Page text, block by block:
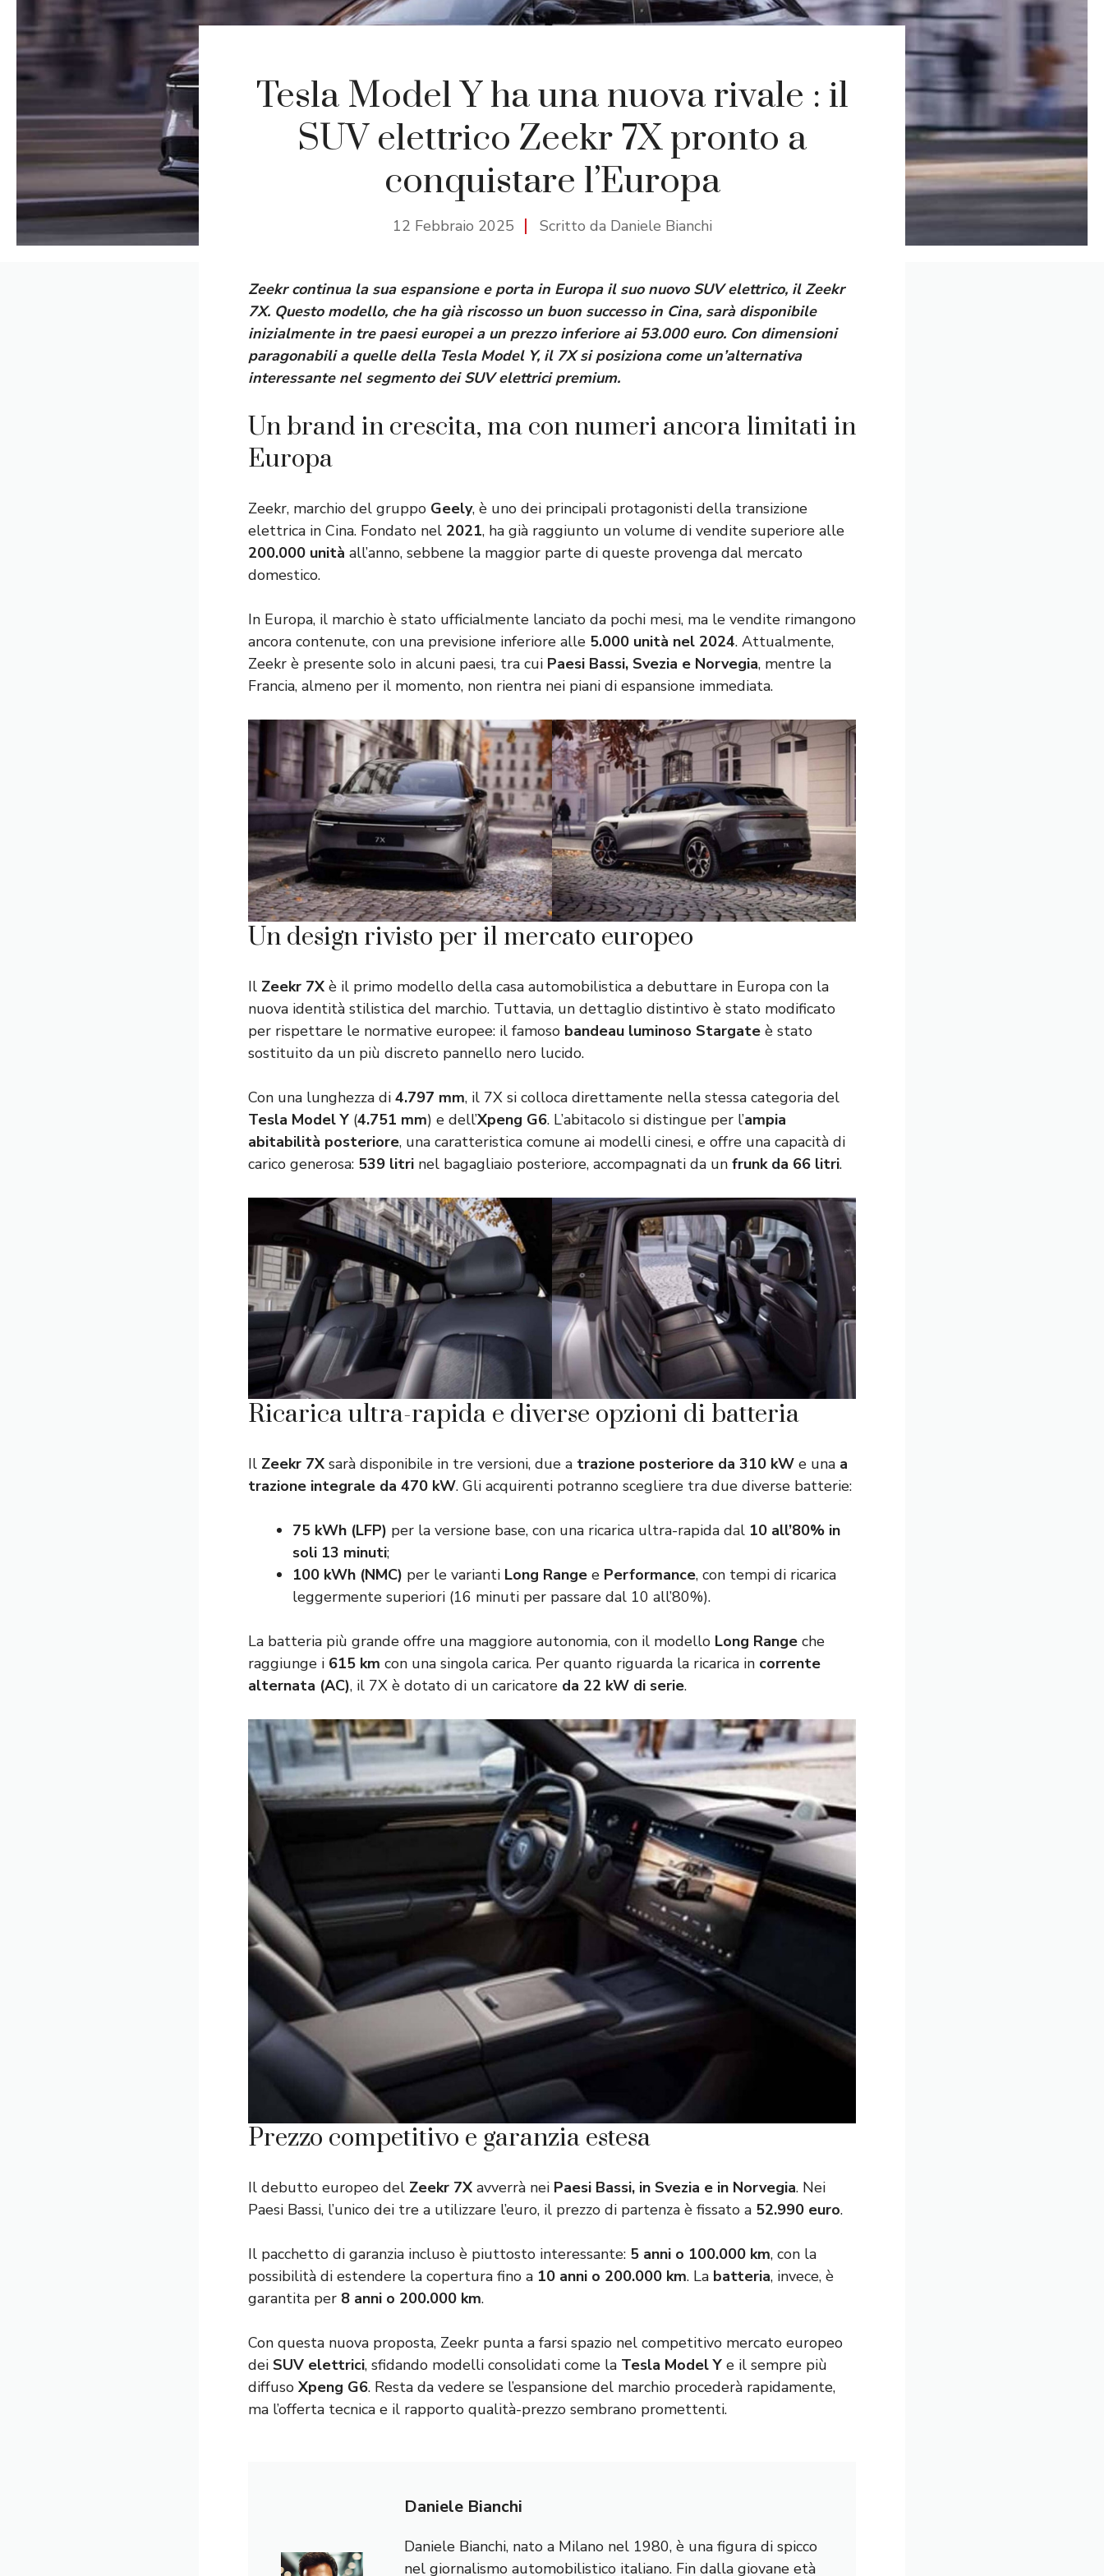
Tesla Model Y ha una nuova rivale : il
SUV elettrico Zeekr 7X pronto a
conquistare l’Europa
12 Febbraio 2025 Scritto da Daniele Bianchi
Zeekr continua la sua espansione e porta in Europa il suo nuovo SUV elettrico, il Zeekr
7X. Questo modello, che ha già riscosso un buon successo in Cina, sarà disponibile
inizialmente in tre paesi europei a un prezzo inferiore ai 53.000 euro. Con dimensioni
paragonabili a quelle della Tesla Model Y, il 7X si posiziona come un’alternativa
interessante nel segmento dei SUV elettrici premium.
Un brand in crescita, ma con numeri ancora limitati in
Europa
Zeekr, marchio del gruppo Geely, è uno dei principali protagonisti della transizione
elettrica in Cina. Fondato nel 2021, ha già raggiunto un volume di vendite superiore alle
200.000 unità all’anno, sebbene la maggior parte di queste provenga dal mercato
domestico.
In Europa, il marchio è stato ufficialmente lanciato da pochi mesi, ma le vendite rimangono
ancora contenute, con una previsione inferiore alle 5.000 unità nel 2024. Attualmente,
Zeekr è presente solo in alcuni paesi, tra cui Paesi Bassi, Svezia e Norvegia, mentre la
Francia, almeno per il momento, non rientra nei piani di espansione immediata.
Un design rivisto per il mercato europeo
Il Zeekr 7X è il primo modello della casa automobilistica a debuttare in Europa con la
nuova identità stilistica del marchio. Tuttavia, un dettaglio distintivo è stato modificato
per rispettare le normative europee: il famoso bandeau luminoso Stargate è stato
sostituito da un più discreto pannello nero lucido.
Con una lunghezza di 4.797 mm, il 7X si colloca direttamente nella stessa categoria del
Tesla Model Y (4.751 mm) e dell’Xpeng G6. L’abitacolo si distingue per l’ampia
abitabilità posteriore, una caratteristica comune ai modelli cinesi, e offre una capacità di
carico generosa: 539 litri nel bagagliaio posteriore, accompagnati da un frunk da 66 litri.
Ricarica ultra-rapida e diverse opzioni di batteria
Il Zeekr 7X sarà disponibile in tre versioni, due a trazione posteriore da 310 kW e una a
trazione integrale da 470 kW. Gli acquirenti potranno scegliere tra due diverse batterie:
75 kWh (LFP) per la versione base, con una ricarica ultra-rapida dal 10 all’80% in
soli 13 minuti;
100 kWh (NMC) per le varianti Long Range e Performance, con tempi di ricarica
leggermente superiori (16 minuti per passare dal 10 all’80%).
La batteria più grande offre una maggiore autonomia, con il modello Long Range che
raggiunge i 615 km con una singola carica. Per quanto riguarda la ricarica in corrente
alternata (AC), il 7X è dotato di un caricatore da 22 kW di serie.
Prezzo competitivo e garanzia estesa
Il debutto europeo del Zeekr 7X avverrà nei Paesi Bassi, in Svezia e in Norvegia. Nei
Paesi Bassi, l’unico dei tre a utilizzare l’euro, il prezzo di partenza è fissato a 52.990 euro.
Il pacchetto di garanzia incluso è piuttosto interessante: 5 anni o 100.000 km, con la
possibilità di estendere la copertura fino a 10 anni o 200.000 km. La batteria, invece, è
garantita per 8 anni o 200.000 km.
Con questa nuova proposta, Zeekr punta a farsi spazio nel competitivo mercato europeo
dei SUV elettrici, sfidando modelli consolidati come la Tesla Model Y e il sempre più
diffuso Xpeng G6. Resta da vedere se l’espansione del marchio procederà rapidamente,
ma l’offerta tecnica e il rapporto qualità-prezzo sembrano promettenti.
Daniele Bianchi
Daniele Bianchi, nato a Milano nel 1980, è una figura di spicco
nel giornalismo automobilistico italiano. Fin dalla giovane età